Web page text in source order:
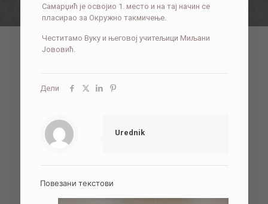
Самарџић је освојио 1. место и на тај начин се
пласирао за Окружно такмичење.
Честитамо Вуку и његовој учитељици Миљани
Јововић.
Дели
Urednik
Повезани текстови